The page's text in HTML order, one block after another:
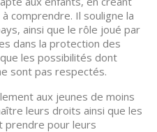
comprendre. Il souligne la
ainsi que le rôle joué par
dans la protection des
les possibilités dont
sont pas respectés.
aux jeunes de moins
leurs droits ainsi que les
prendre pour leurs